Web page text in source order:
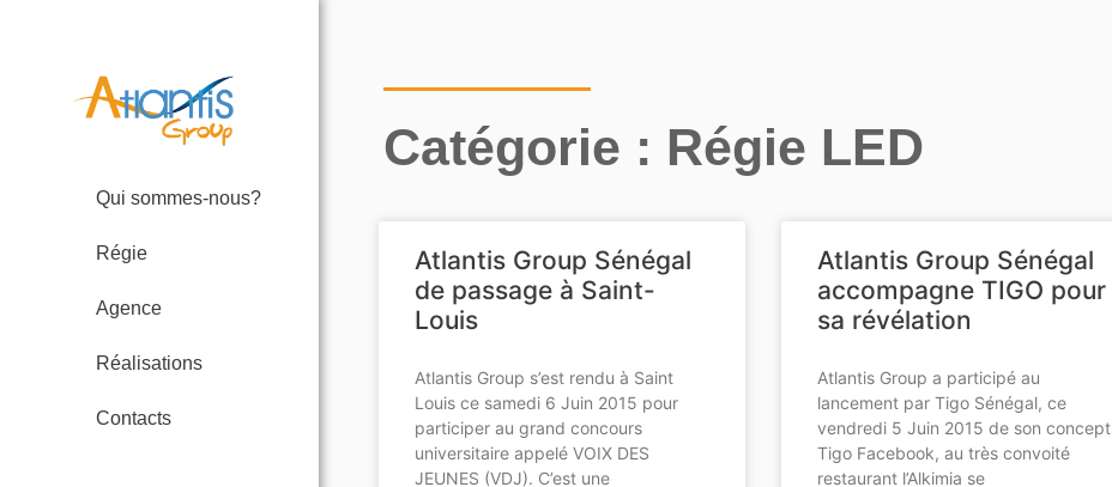
Qui sommes-nous?
Régie
Agence
Réalisations
Contacts
Catégorie : Régie LED
Atlantis Group Sénégal
de passage à Saint-
Louis
Atlantis Group s’est rendu à Saint
Louis ce samedi 6 Juin 2015 pour
participer au grand concours
universitaire appelé VOIX DES
JEUNES (VDJ). C’est une
Atlantis Group Sénégal
accompagne TIGO pour
sa révélation
Atlantis Group a participé au
lancement par Tigo Sénégal, ce
vendredi 5 Juin 2015 de son concept
Tigo Facebook, au très convoité
restaurant l’Alkimia se